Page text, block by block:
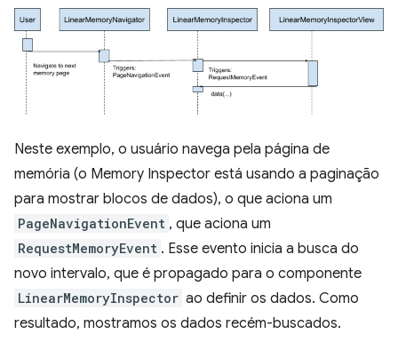
Neste exemplo, o usuário navega pela página de
memória (o Memory Inspector está usando a paginação
para mostrar blocos de dados), o que aciona um
PageNavigationEvent , que aciona um
RequestMemoryEvent . Esse evento inicia a busca do
novo intervalo, que é propagado para o componente
LinearMemoryInspector ao definir os dados. Como
resultado, mostramos os dados recém-buscados.